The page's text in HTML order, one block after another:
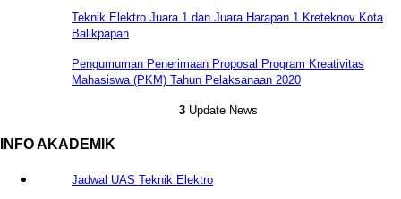
Teknik Elektro Juara 1 dan Juara Harapan 1 Kreteknov Kota
Balikpapan
Pengumuman Penerimaan Proposal Program Kreativitas
Mahasiswa (PKM) Tahun Pelaksanaan 2020
3 Update News
INFO AKADEMIK
Jadwal UAS Teknik Elektro